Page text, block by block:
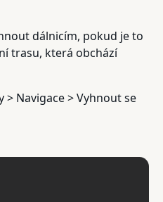
dálnicím, pokud je to
trasu, která obchází
> Navigace > Vyhnout se